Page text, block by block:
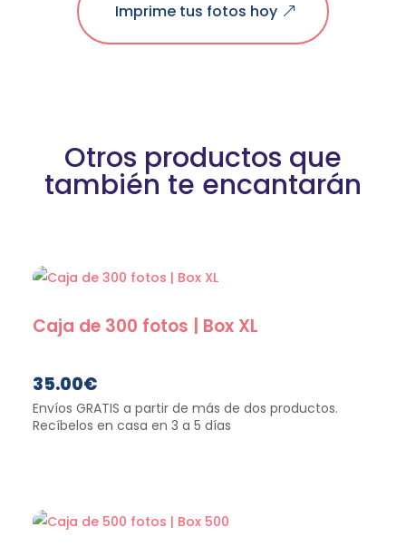
Imprime tus fotos hoy
Otros productos que
también te encantarán
Caja de 300 fotos | Box XL
35.00€